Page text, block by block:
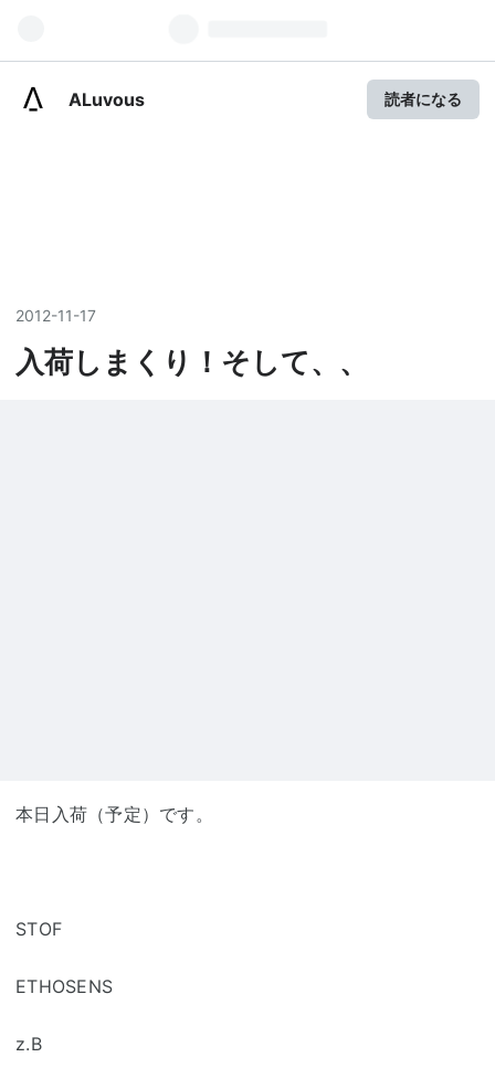
ALuvous 読者になる
2012-11-17
入荷しまくり！そして、、
本日入荷（予定）です。
STOF
ETHOSENS
z.B